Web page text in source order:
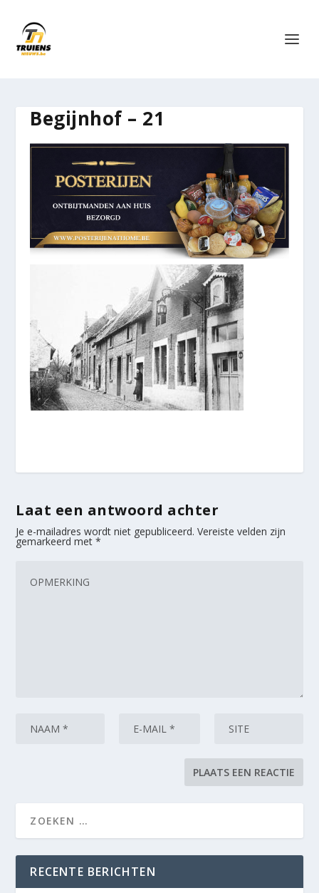
Begijnhof – 21
Laat een antwoord achter
Je e-mailadres wordt niet gepubliceerd. Vereiste velden zijn
gemarkeerd met*
RECENTE BERICHTEN